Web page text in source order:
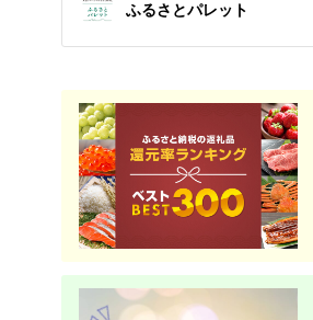
ふるさとパレット